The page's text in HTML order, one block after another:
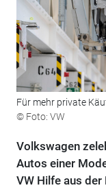
Für mehr private
© Foto: VW
Volkswagen
Autos einer
VW Hilfe aus